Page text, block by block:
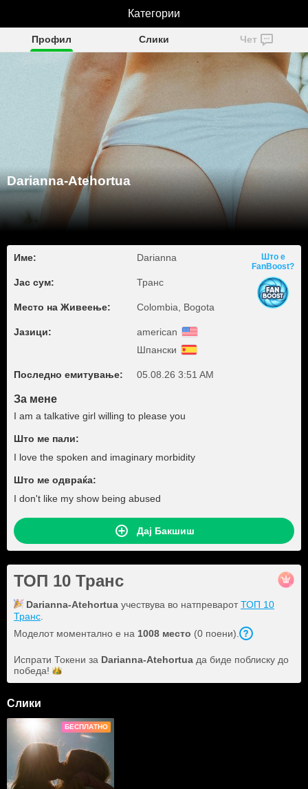
Darianna-Atehortua
Профил Слики Чет
Darianna-Atehortua
Име: Darianna
Јас сум: Транс
Место на Живеење: Colombia, Bogota
Јазици:
american
Шпански
Последно емитување: 05.08.26 3:51 AM
Што е
FanBoost?
За мене
I am a talkative girl willing to please you
Што ме пали:
I love the spoken and imaginary morbidity
Што ме одвраќа:
I don't like my show being abused
Дај Бакшиш
ТОП 10 Транс
Darianna-Atehortua учествува во натпреваротТОП 10
Транс
Моделот моментално е на 1008 место (0 поени).
Испрати Токени за Darianna-Atehortua да биде поблиску до
победа!
Слики
БЕСПЛАТНО
Категории